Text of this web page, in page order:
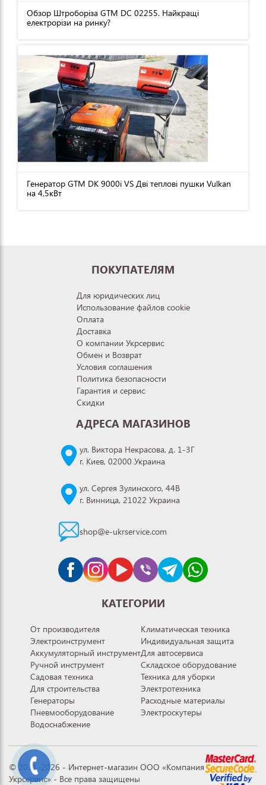
Обзор Штроборіза GTM DC 02255. Найкращі
електрорізи на ринку?
Генератор GTM DK 9000i VS Дві теплові пушки Vulkan
на 4,5кВт
ПОКУПАТЕЛЯМ
Для юридических лиц
Использование файлов cookie
Оплата
Доставка
О компании Укрсервис
Обмен и Возврат
Условия соглашения
Политика безопасности
Гарантия и сервис
Скидки
АДРЕСА МАГАЗИНОВ
ул. Виктора Некрасова, д. 1-3Г
г. Киев, 02000 Украина
ул. Сергея Зулинского, 44В
г. Винница, 21022 Украина
shop@e-ukrservice.com
КАТЕГОРИИ
От производителя
Электроинструмент
Аккумуляторный инструмент
Ручной инструмент
Садовая техника
Для строительства
Генераторы
Пневмооборудование
Водоснабжение
Климатическая техника
Индивидуальная защита
Для автосервиса
Складское оборудование
Техника для уборки
Электротехника
Расходные материалы
Электроскутеры
© 2011-2026 - Интернет-магазин ООО «Компания
Укрсервис» - Все права защищены